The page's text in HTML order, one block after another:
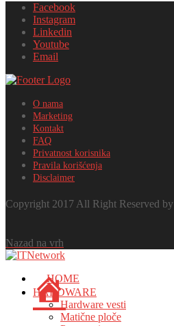
Facebook
Instagram
Linkedin
Youtube
Email
O nama
Marketing
Kontakt
FAQ
Privatnost korisnika
Pravila korišćenja
Disclaimer
Copyright 2017 All Right Reserved by
Nazad na vrh
HOME
HARDWARE
Hardware vesti
Matične ploče